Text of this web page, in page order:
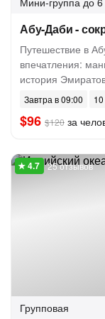
Абу-Даби -
Путешествие в
впечатления:
история
Завтра в 09:00
$96 $120 за
25 отзывов
Групповая